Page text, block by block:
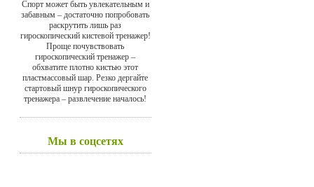
Спорт может быть увлекательным и
забавным – достаточно попробовать
раскрутить лишь раз
гироскопический кистевой тренажер!
Проще почувствовать
гироскопический тренажер –
обхватите плотно кистью этот
пластмассовый шар. Резко дергайте
стартовый шнур гироскопического
тренажера – развлечение началось!
Мы в соцсетях